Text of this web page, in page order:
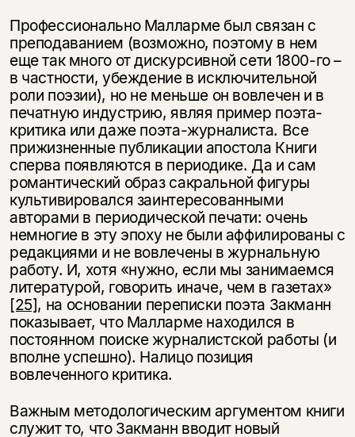
Профессионально Малларме был связан с
преподаванием (возможно, поэтому в нем
еще так много от дискурсивной сети 1800-го –
в частности, убеждение в исключительной
роли поэзии), но не меньше он вовлечен и в
печатную индустрию, являя пример поэта-
критика или даже поэта-журналиста. Все
прижизненные публикации апостола Книги
сперва появляются в периодике. Да и сам
романтический образ сакральной фигуры
культивировался заинтересованными
авторами в периодической печати: очень
немногие в эту эпоху не были аффилированы с
редакциями и не вовлечены в журнальную
работу. И, хотя «нужно, если мы занимаемся
литературой, говорить иначе, чем в газетах»
[25], на основании переписки поэта Закманн
показывает, что Малларме находился в
постоянном поиске журналистской работы (и
вполне успешно). Налицо позиция
вовлеченного критика.
Важным методологическим аргументом книги
служит то, что Закманн вводит новый